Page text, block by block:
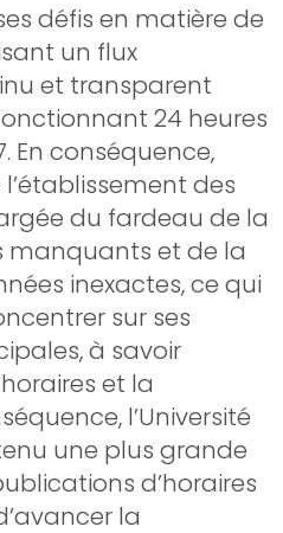
défis en matière de
un flux
et transparent
24 heures
En conséquence,
des
du fardeau de la
manquants et de la
inexactes, ce qui
sur ses
à savoir
et la
l’Université
une plus grande
d’horaires
la